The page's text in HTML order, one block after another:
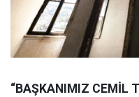
“BAŞKANIMIZ CEMİL